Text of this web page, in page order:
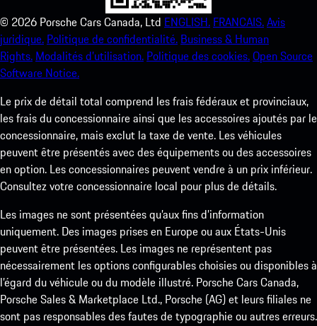
© 2026 Porsche Cars Canada, Ltd ENGLISH. FRANCAIS.Avis
juridique. Politique de confidentialité. Business & Human
Rights. Modalités d’utilisation. Politique des cookies.Open Source
Software Notice.
Le prix de détail total comprend les frais fédéraux et provinciaux,
les frais du concessionnaire ainsi que les accessoires ajoutés par le
concessionnaire, mais exclut la taxe de vente. Les véhicules
peuvent être présentés avec des équipements ou des accessoires
en option. Les concessionnaires peuvent vendre à un prix inférieur.
Consultez votre concessionnaire local pour plus de détails.
Les images ne sont présentées qu’aux fins d’information
uniquement. Des images prises en Europe ou aux États-Unis
peuvent être présentées. Les images ne représentent pas
nécessairement les options configurables choisies ou disponibles à
l’égard du véhicule ou du modèle illustré. Porsche Cars Canada,
Porsche Sales & Marketplace Ltd., Porsche (AG) et leurs filiales ne
sont pas responsables des fautes de typographie ou autres erreurs.